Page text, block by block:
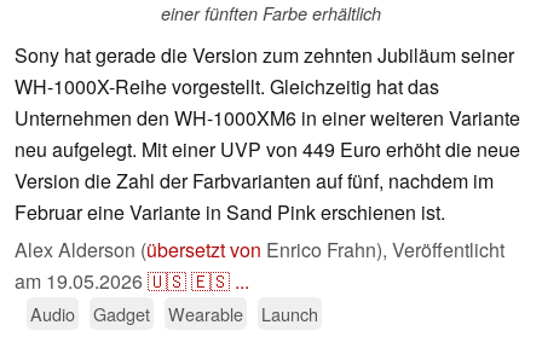
einer fünften Farbe erhältlich
Sony hat gerade die Version zum zehnten Jubiläum seiner
WH-1000X-Reihe vorgestellt. Gleichzeitig hat das
Unternehmen den WH-1000XM6 in einer weiteren Variante
neu aufgelegt. Mit einer UVP von 449 Euro erhöht die neue
Version die Zahl der Farbvarianten auf fünf, nachdem im
Februar eine Variante in Sand Pink erschienen ist.
Alex Alderson (übersetzt von Enrico Frahn), Veröffentlicht
am 19.05.2026🇺🇸🇪🇸 ...
Audio Gadget Wearable Launch